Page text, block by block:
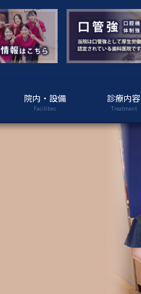
院内・設備
Facilities
診療内容
Treatment